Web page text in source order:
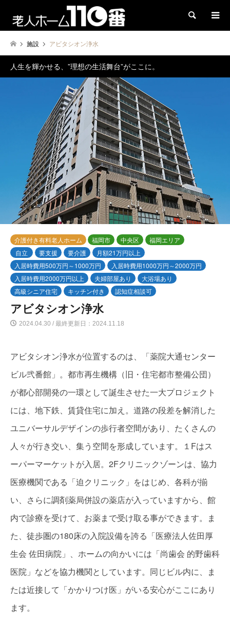
検索
施設 アビタシオン浄水
人生を輝かせる、”理想の生活舞台”がここに。
介護付き有料老人ホーム 福岡市 中央区
福岡エリア
自立
要支援 要介護
月額21万円以上
入居時費用500万円～1000万円
入居時費用1000万円～2000万円
入居時費用2000万円以上
夫婦部屋あり
大浴場あり
高級シニア住宅
キッチン付き 認知症相談可
アビタシオン浄水
2024.04.30 / 最終更新日：2024.11.18
アビタシオン浄水が位置するのは、「薬院大通センター
ビル弐番館」。都市再生機構（旧・住宅都市整備公団）
が都心部開発の一環として誕生させた一大プロジェクト
には、地下鉄、賃貸住宅に加え。道路の段差を解消した
ユニバーサルデザインの歩行者空間があり、たくさんの
人々が行き交い、集う空間を形成しています。１Fはス
ーパーマーケットが入居。2Fクリニックゾーンは、協力
医療機関である「迫クリニック」をはじめ、各科が揃
い、さらに調剤薬局併設の薬店が入っていますから、館
内で診療を受けて、お薬まで受け取る事ができます。ま
た、徒歩圏の180床の入院設備を誇る「医療法人佐田厚
生会 佐田病院」、ホームの向かいには「尚歯会 的野歯科
医院」などを協力機関としています。同じビル内に、ま
たは近接して「かかりつけ医」がいる安心がここにあり
ます。